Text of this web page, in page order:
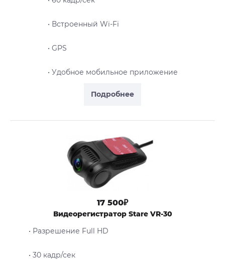
Подробнее
• Встроенный Wi-Fi
• GPS
• Удобное мобильное приложение
17 500₽
Видеорегистратор Stare VR-30
• Разрешение Full HD
• 30 кадр/сек